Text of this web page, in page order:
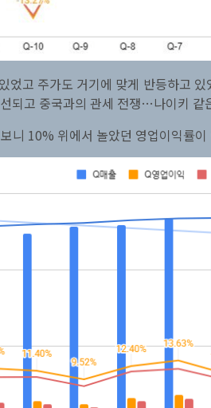
었고 주가도 거기에 맞게 반등하고
되고 중국과의 관세 전쟁…나이키
니 10% 위에서 놀았던 영업이익률